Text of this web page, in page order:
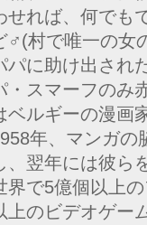
せれば、何でも
♂(村で唯一の女
パに助け出され
・スマーフのみ
ベルギーの漫画
年、マンガの
、翌年には彼ら
界で5億個以上
上のビデオゲー